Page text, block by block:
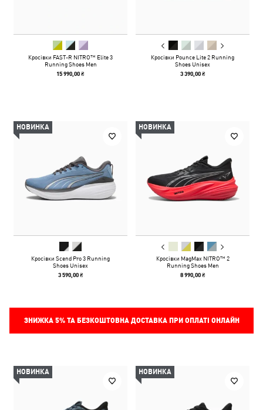
Кросівки FAST-R NITRO™ Elite 3
Running Shoes Men
15 990,00 ₴
Кросівки Pounce Lite 2 Running
Shoes Unisex
3 390,00 ₴
НОВИНКА
Кросівки Scend Pro 3 Running
Shoes Unisex
3 590,00 ₴
НОВИНКА
Кросівки MagMax NITRO™ 2
Running Shoes Men
8 990,00 ₴
ЗНИЖКА 5%ТА БЕЗКОШТОВНА ДОСТАВКА ПРИ ОПЛАТІ ОНЛАЙН
НОВИНКА НОВИНКА